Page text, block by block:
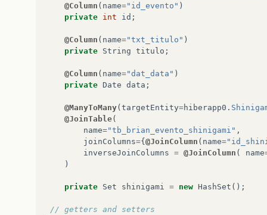
@Column ( name="id_evento" )
private int id ;
@Column ( name="txt_titulo" )
private String titulo ;
@Column ( name="dat_data" )
private Date data ;
@ManyToMany(targetEntity=hiberapp0 .
@JoinTable(
name="tb_brian_evento_shinigami" ,
joinColumns={@JoinColumn ( name=
inverseJoinColumns = @JoinColumn ( name
)
private Set shinigami = new HashSet ();
// getters and setters